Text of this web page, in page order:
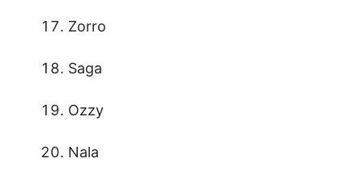
Zorro
Saga
Ozzy
Nala